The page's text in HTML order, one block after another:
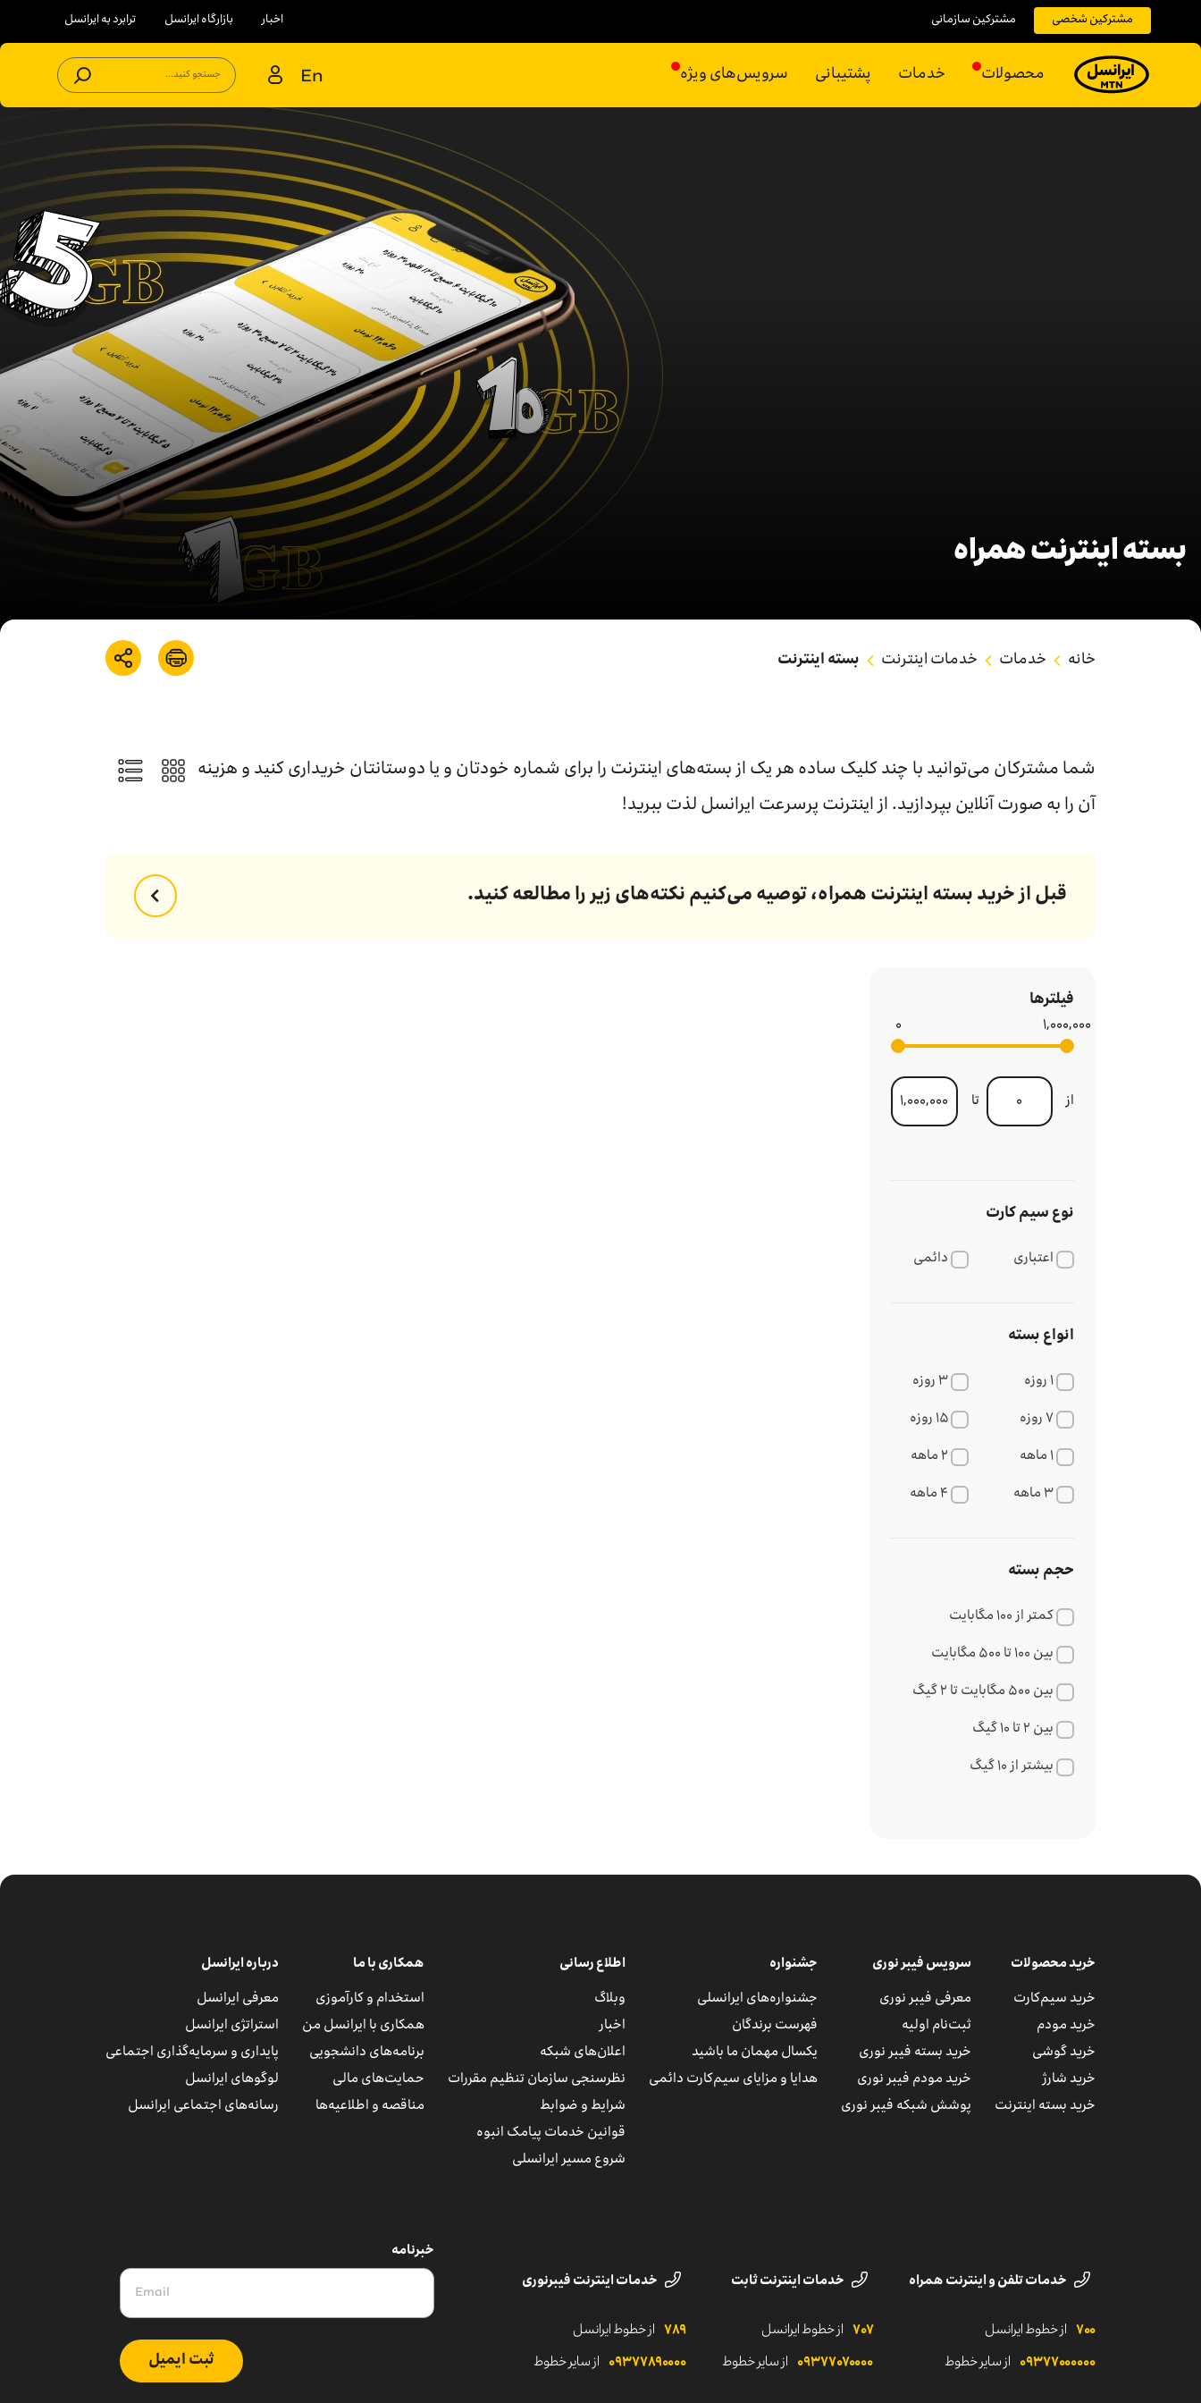
مشترکین شخصی مشترکین سازمانی اخبار بازارگاه ایرانسل ترابرد به ایرانسل
محصولات خدمات پشتیبانی سرویس‌های ویژه En جستجو کنید...
بسته اینترنت همراه
خانه خدمات خدمات اینترنت بسته اینترنت
شما مشترکان می‌توانید با چند کلیک ساده هر یک از بسته‌های اینترنت را برای شماره خودتان و یا دوستانتان خریداری کنید و هزینه
آن را به صورت آنلاین بپردازید. از اینترنت پرسرعت ایرانسل لذت ببرید!
قبل از خرید بسته اینترنت همراه، توصیه می‌کنیم نکته‌های زیر را مطالعه کنید.
فیلترها
۰ ۱,۰۰۰,۰۰۰
از تا
نوع سیم کارت
اعتباری دائمی
انواع بسته
۱ روزه
۳ روزه
۷ روزه
۱۵ روزه
۱ ماهه
۲ ماهه
۳ ماهه
۴ ماهه
حجم بسته
کمتر از ۱۰۰ مگابایت
بین ۱۰۰ تا ۵۰۰ مگابایت
بین ۵۰۰ مگابایت تا ۲ گیگ
بین ۲ تا ۱۰ گیگ
بیشتر از ۱۰ گیگ
خرید محصولات
خرید سیم‌کارت
خرید مودم
خرید گوشی
خرید شارژ
خرید بسته اینترنت
سرویس فیبر نوری
معرفی فیبر نوری
ثبت‌نام اولیه
خرید بسته فیبر نوری
خرید مودم فیبر نوری
پوشش شبکه فیبر نوری
جشنواره
جشنواره‌های ایرانسلی
فهرست برندگان
یکسال مهمان ما باشید
هدایا و مزایای سیم‌کارت دائمی
اطلاع رسانی
وبلاگ
اخبار
اعلان‌های شبکه
نظرسنجی سازمان تنظیم مقررات
شرایط و ضوابط
قوانین خدمات پیامک انبوه
شروع مسیر ایرانسلی
همکاری با ما
استخدام و کارآموزی
همکاری با ایرانسل من
برنامه‌های دانشجویی
حمایت‌های مالی
مناقصه و اطلاعیه‌ها
درباره ایرانسل
معرفی ایرانسل
استراتژی ایرانسل
پایداری و سرمایه‌گذاری اجتماعی
لوگوهای ایرانسل
رسانه‌های اجتماعی ایرانسل
خدمات تلفن و اینترنت همراه
۷۰۰ از خطوط ایرانسل
۰۹۳۷۷۰‌۰۰۰۰۰ از سایر خطوط
خدمات اینترنت ثابت
۷۰۷ از خطوط ایرانسل
۰۹۳۷۷۰۷۰۰۰۰ از سایر خطوط
خدمات اینترنت فیبرنوری
۷۸۹ از خطوط ایرانسل
۰۹۳۷۷۸۹۰۰۰۰ از سایر خطوط
خبرنامه
ثبت ایمیل